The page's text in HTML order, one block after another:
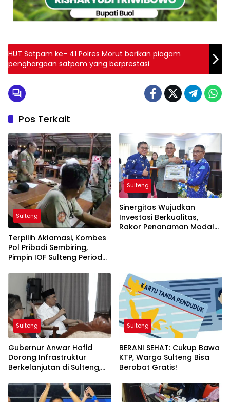
HUT Satpam ke- 41 Polres Morut berikan piagam
penghargaan satpam yang berprestasi
Pos Terkait
Sulteng
Terpilih Aklamasi, Kombes
Pol Pribadi Sembiring,
Pimpin IOF Sulteng Periode
Sulteng
Sinergitas Wujudkan
Investasi Berkualitas,
Rakor Penanaman Modal
Sulteng
Gubernur Anwar Hafid
Dorong Infrastruktur
Berkelanjutan di Sulteng,
Flyover Tambang
Sulteng
BERANI SEHAT: Cukup Bawa
KTP, Warga Sulteng Bisa
Berobat Gratis!